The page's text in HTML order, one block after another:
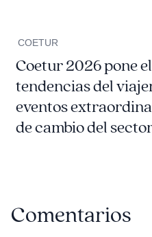
COETUR
Coetur 2026 pone
tendencias del
eventos
de cambio del
Comentarios